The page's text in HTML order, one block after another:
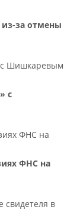
из-за отмены
с
ФНС на